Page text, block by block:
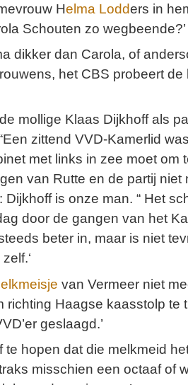
Helma Lodders in
Schouten zo wegbeende?’
dikker dan Carola, of
het CBS probeert
mollige Klaas Dijkhoff als
zittend VVD-Kamerlid
met links in zee moet om
van Rutte en de partij niet
is onze man. “ Het
door de gangen van het
beter in, maar is niet
van Vermeer niet
richting Haagse kaasstolp te
geslaagd.’
te hopen dat die melkmeid
misschien een octaaf of